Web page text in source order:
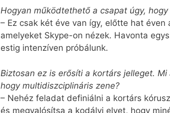
Hogyan működtethető a csapat úgy, hogy
– Ez csak két éve van így, előtte hat
amelyeket Skype-on nézek. Havonta
estig intenzíven próbálunk.
Biztosan ez is erősíti a kortárs jelleget.
hogy multidiszciplináris zene?
– Nehéz feladat definiálni a kortárs
és megvalósítsa a kodályi elvet, hogy